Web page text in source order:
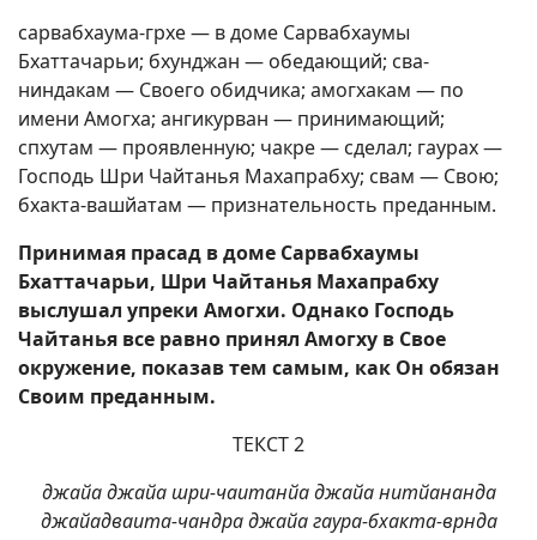
сарвабхаума-грхе — в доме Сарвабхаумы
Бхаттачарьи; бхунджан — обедающий; сва-
ниндакам — Своего обидчика; амогхакам — по
имени Амогха; ангикурван — принимающий;
спхутам — проявленную; чакре — сделал; гаурах —
Господь Шри Чайтанья Махапрабху; свам — Свою;
бхакта-вашйатам — признательность преданным.
Принимая прасад в доме Сарвабхаумы
Бхаттачарьи, Шри Чайтанья Махапрабху
выслушал упреки Амогхи. Однако Господь
Чайтанья все равно принял Амогху в Свое
окружение, показав тем самым, как Он обязан
Своим преданным.
ТЕКСТ 2
джайа джайа шри-чаитанйа джайа нитйананда
джайадваита-чандра джайа гаура-бхакта-врнда